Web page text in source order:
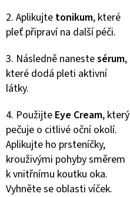
2. Aplikujte tonikum, které
pleť připraví na další péči.
3. Následně nanestesérum,
které dodá pleti aktivní
látky.
4. Použijte Eye Cream, který
pečuje o citlivé oční okolí.
Aplikujte ho prsteníčky,
krouživými pohyby směrem
k vnitřnímu koutku oka.
Vyhněte se oblasti víček.